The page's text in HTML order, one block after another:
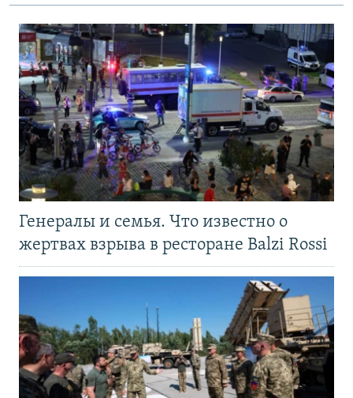
Генералы и семья. Что известно о
жертвах взрыва в ресторане Balzi Rossi